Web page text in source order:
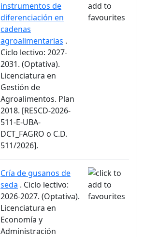
instrumentos de
diferenciación en
cadenas
agroalimentarias .
Ciclo lectivo: 2027-
2031. (Optativa).
Licenciatura en
Gestión de
Agroalimentos. Plan
2018. [RESCD-2026-
511-E-UBA-
DCT_FAGRO o C.D.
511/2026].
Cría de gusanos de
seda . Ciclo lectivo:
2026-2027. (Optativa).
Licenciatura en
Economía y
Administración